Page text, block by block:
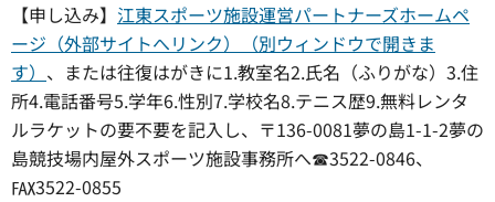
【申し込み】 江東スポーツ施設運営パートナーズホームペ
ージ（外部サイトへリンク）（別ウィンドウで開きま
す） 、または往復はがきに1.教室名2.氏名（ふりがな）3.住
所4.電話番号5.学年6.性別7.学校名8.テニス歴9.無料レンタ
ルラケットの要不要を記入し、〒136-0081夢の島1-1-2夢の
島競技場内屋外スポーツ施設事務所へ☎3522-0846、
℻3522-0855